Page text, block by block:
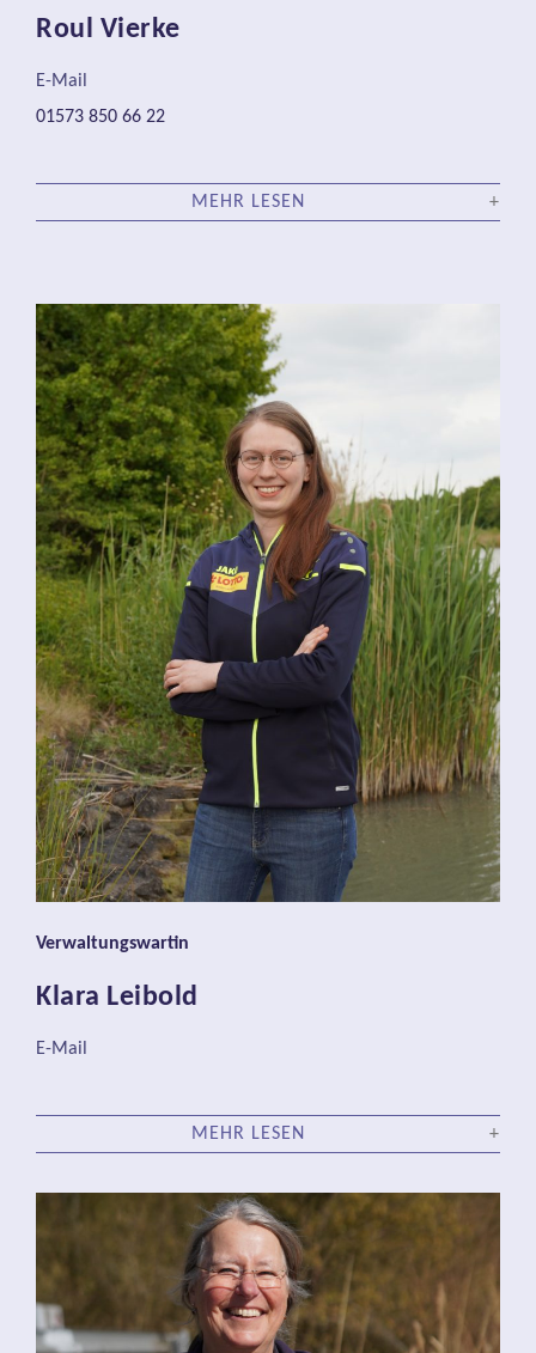
Roul Vierke
E-Mail
01573 850 66 22
MEHR LESEN
Verwaltungswartin
Klara Leibold
E-Mail
MEHR LESEN